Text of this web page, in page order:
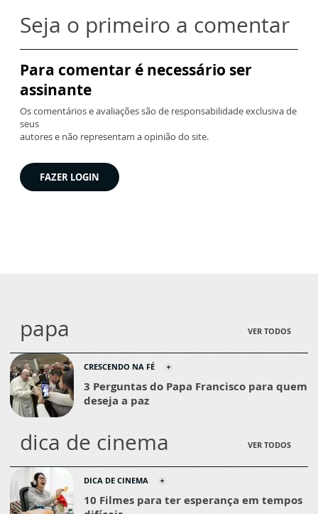
Seja o primeiro a comentar
Para comentar é necessário ser
assinante
Os comentários e avaliações são de responsabilidade exclusiva de
seus
autores e não representam a opinião do site.
FAZER LOGIN
papa VER TODOS
CRESCENDO NA FÉ
3 Perguntas do Papa Francisco para quem
deseja a paz
dica de cinema VER TODOS
DICA DE CINEMA
10 Filmes para ter esperança em tempos